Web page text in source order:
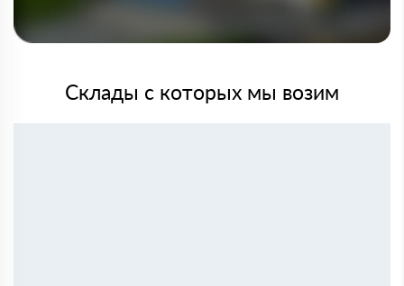
Склады с которых мы возим